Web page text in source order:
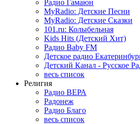
Радио Гамаюн
MyRadio: Детские Песни
MyRadio: Детские Сказки
101.ru: Колыбельная
Kids Hits (Детский Хит)
Радио Baby FM
Детское радио
Детский Канал - Русское
весь список
Религия
Радио ВЕРА
Радонеж
Радио Благо
весь список